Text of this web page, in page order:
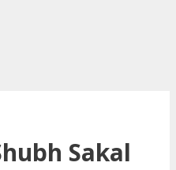
Sakal